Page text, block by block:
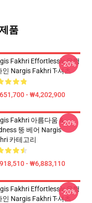
품
Fakhri Effortlessly 유행
인 Nargis Fakhri T-셔츠
- ₩4,202,900
-20%
Fakhri 아름다움 &
뚱 베어 Nargis
카테고리
- ₩6,883,110
-20%
Fakhri Effortlessly 유행
인 Nargis Fakhri T-셔츠
-20%